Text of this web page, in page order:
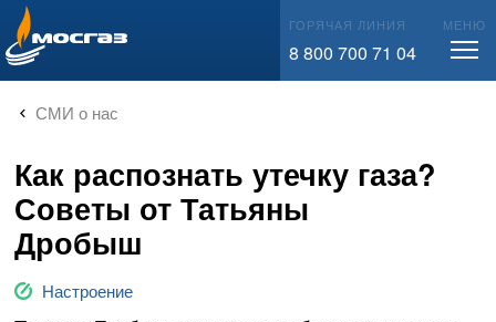
info@mos-gaz.ru ГОРЯЧАЯ ЛИНИЯ
8 800 700 71 04
МЕНЮ
СМИ о нас
Как распознать утечку газа?
Советы от Татьяны
Дробыш
Настроение